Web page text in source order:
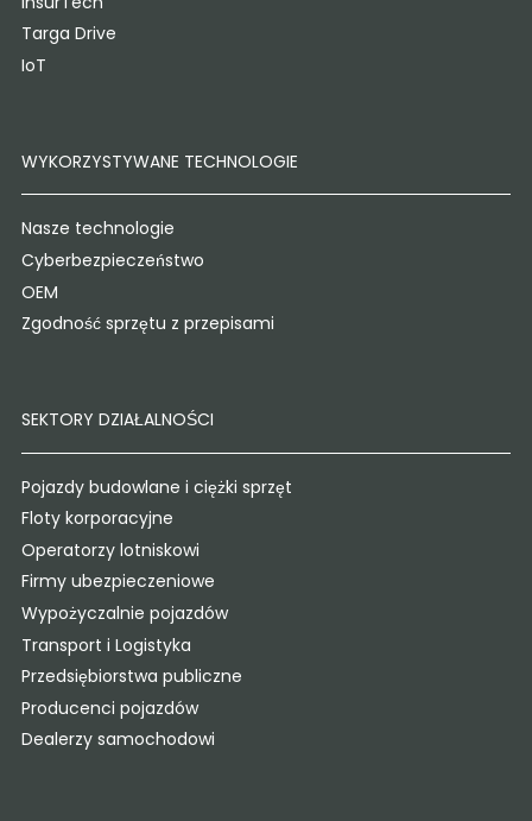
Targa Drive
IoT
WYKORZYSTYWANE TECHNOLOGIE
Nasze technologie
Cyberbezpieczeństwo
OEM
Zgodność sprzętu z przepisami
SEKTORY DZIAŁALNOŚCI
Pojazdy budowlane i ciężki sprzęt
Floty korporacyjne
Operatorzy lotniskowi
Firmy ubezpieczeniowe
Wypożyczalnie pojazdów
Transport i Logistyka
Przedsiębiorstwa publiczne
Producenci pojazdów
Dealerzy samochodowi